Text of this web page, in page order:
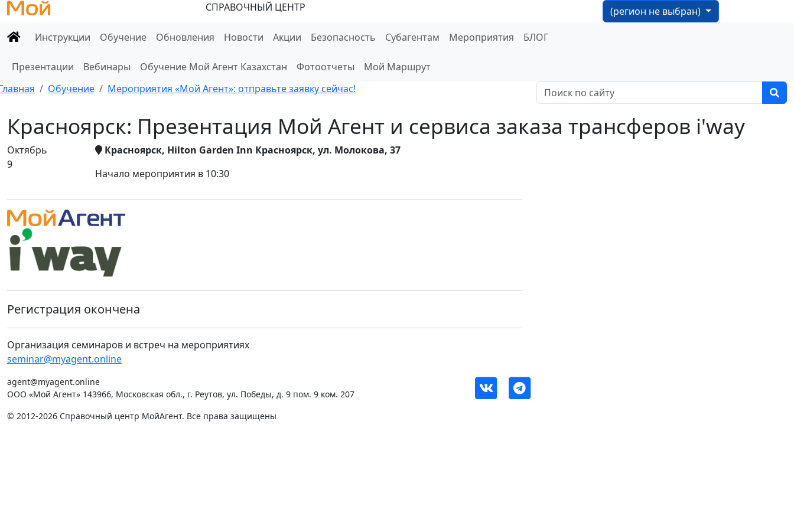
СПРАВОЧНЫЙ ЦЕНТР
(регион не выбран)
Инструкции
Обучение Обновления Новости Акции Безопасность Субагентам Мероприятия БЛОГ
Презентации Вебинары Обучение Мой Агент Казахстан Фотоотчеты
Мой Маршрут
Обучение Мероприятия «Мой Агент»: отправьте заявку сейчас!
Красноярск: Презентация Мой Агент и сервиса заказа трансферов i'way
Октябрь
9
Красноярск, Hilton Garden Inn Красноярск, ул. Молокова, 37
Начало мероприятия в 10:30
Регистрация окончена
Организация семинаров и встреч на мероприятиях
seminar@myagent.online
agent@myagent.online
ООО «Мой Агент» 143966, Московская обл., г. Реутов, ул. Победы, д. 9 пом. 9 ком. 207
© 2012-2026 Справочный центр МойАгент. Все права защищены